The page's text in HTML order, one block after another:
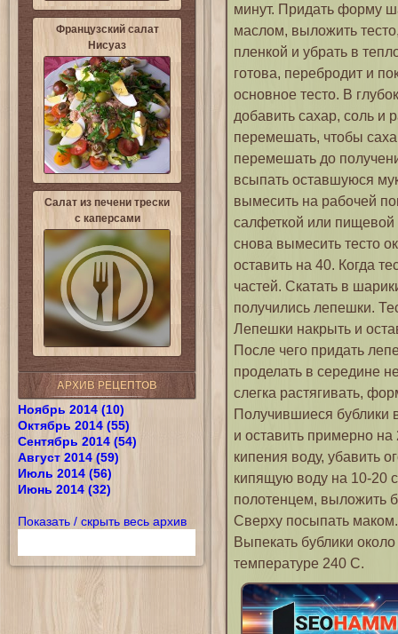
Французский салат
Нисуаз
Салат из печени трески
с каперсами
АРХИВ РЕЦЕПТОВ
Ноябрь 2014 (10)
Октябрь 2014 (55)
Сентябрь 2014 (54)
Август 2014 (59)
Июль 2014 (56)
Июнь 2014 (32)
Показать / скрыть весь архив
минут. Придать форму
маслом, выложить
пленкой и убрать в
готова, перебродит и
основное тесто. В
добавить сахар, соль и
перемешать, чтобы
перемешать до
всыпать оставшуюся
вымесить на рабочей
салфеткой или пищевой
снова вымесить тесто
оставить на 40. Когда
частей. Скатать в
получились лепешки.
Лепешки накрыть и
После чего придать
проделать в середине
слегка растягивать,
Получившиеся бублики
и оставить примерно
кипения воду, убавить
кипящую воду на 10-20
полотенцем, выложить
Сверху посыпать маком.
Выпекать бублики
температуре 240 С.